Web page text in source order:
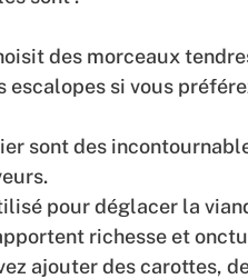
des morceaux
escalopes si vous
sont des
pour déglacer la
richesse et
ajouter des carottes,